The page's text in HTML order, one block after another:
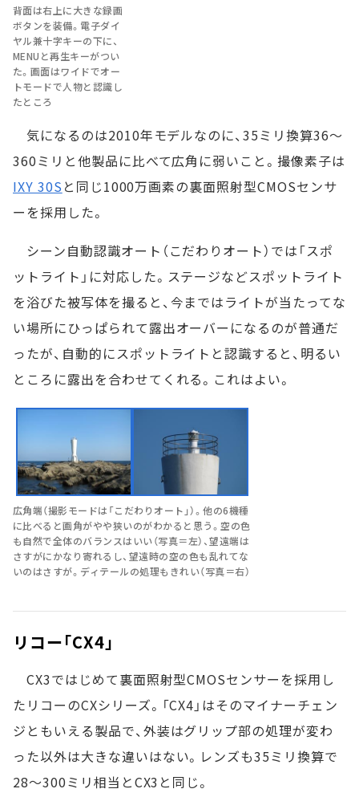
背面は右上に大きな録画
ボタンを装備。電子ダイ
ヤル兼十字キーの下に、
MENUと再生キーがつい
た。画面はワイドでオー
トモードで人物と認識し
たところ
気になるのは2010年モデルなのに、35ミリ換算36～
360ミリと他製品に比べて広角に弱いこと。撮像素子は
IXY 30S と同じ1000万画素の裏面照射型CMOSセンサ
ーを採用した。
シーン自動認識オート（こだわりオート）では「スポ
ットライト」に対応した。ステージなどスポットライト
を浴びた被写体を撮ると、今まではライトが当たってな
い場所にひっぱられて露出オーバーになるのが普通だ
ったが、自動的にスポットライトと認識すると、明るい
ところに露出を合わせてくれる。これはよい。
広角端（撮影モードは「こだわりオート」）。他の6機種
に比べると画角がやや狭いのがわかると思う。空の色
も自然で全体のバランスはいい（写真＝左）、望遠端は
さすがにかなり寄れるし、望遠時の空の色も乱れてな
いのはさすが。ディテールの処理もきれい（写真＝右）
リコー「CX4」
CX3ではじめて裏面照射型CMOSセンサーを採用し
たリコーのCXシリーズ。「CX4」はそのマイナーチェン
ジともいえる製品で、外装はグリップ部の処理が変わ
った以外は大きな違いはない。レンズも35ミリ換算で
28～300ミリ相当とCX3と同じ。